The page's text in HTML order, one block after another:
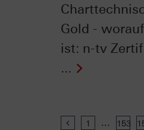
Gold -
ist: n-tv
...
Previous
1 ... 153